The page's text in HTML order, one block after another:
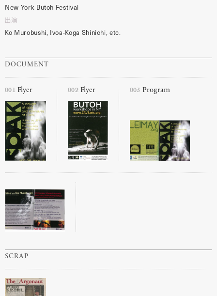
New York Butoh Festival
出演
Ko Murobushi, Ivoa-Koga Shinichi, etc.
DOCUMENT
001 Flyer 002 Flyer 003 Program
SCRAP